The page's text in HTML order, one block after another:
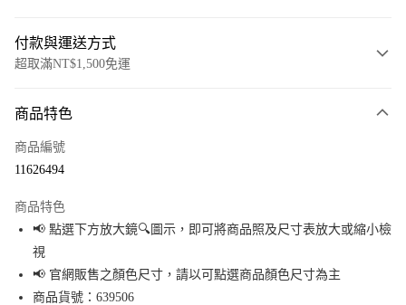
付款與運送方式
超取滿NT$1,500免運
信用卡一次付款
Apple Pay
街口支付
悠遊付
商品特色
商品編號
11626494
商品特色
📢 點選下方放大鏡🔍圖示，即可將商品照及尺寸表放大或縮小檢
視
📢 官網販售之顏色尺寸，請以可點選商品顏色尺寸為主
商品貨號：639506